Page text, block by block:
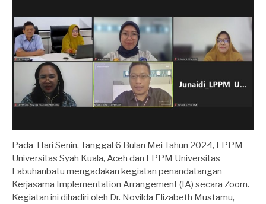
Pada Hari Senin, Tanggal 6 Bulan Mei Tahun 2024, LPPM
Universitas Syah Kuala, Aceh dan LPPM Universitas
Labuhanbatu mengadakan kegiatan penandatangan
Kerjasama Implementation Arrangement (IA) secara Zoom.
Kegiatan ini dihadiri oleh Dr. Novilda Elizabeth Mustamu,